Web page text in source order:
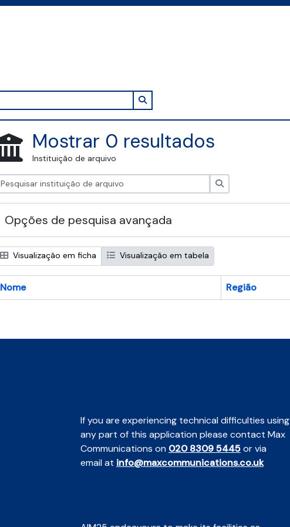
Search in browse page
Mostrar 0 resultados
Instituição de arquivo
Opções de pesquisa avançada
Visualização em ficha Visualização em tabela
Nome Região
If you are experiencing technical difficulties using
any part of this application please contact Max
Communications on 020 8309 5445or via
email at info@maxcommunications.co.uk